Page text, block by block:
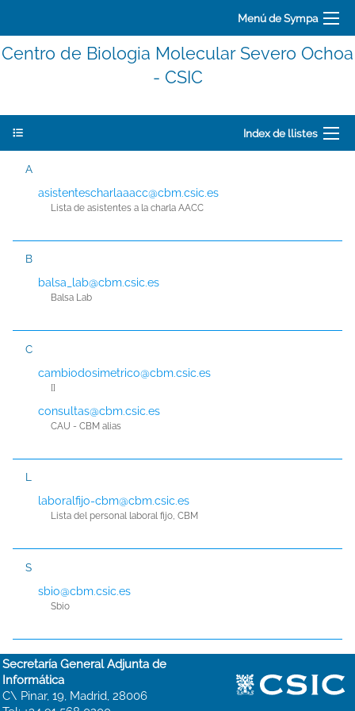
Menú de Sympa
Centro de Biologia Molecular Severo Ochoa
- CSIC
Index de llistes
A
asistentescharlaaacc@cbm.csic.es
Lista de asistentes a la charla AACC
B
balsa_lab@cbm.csic.es
Balsa Lab
C
cambiodosimetrico@cbm.csic.es
[]
consultas@cbm.csic.es
CAU - CBM alias
L
laboralfijo-cbm@cbm.csic.es
Lista del personal laboral fijo, CBM
S
sbio@cbm.csic.es
Sbio
Secretaría General Adjunta de
Informática
C\ Pinar, 19, Madrid, 28006